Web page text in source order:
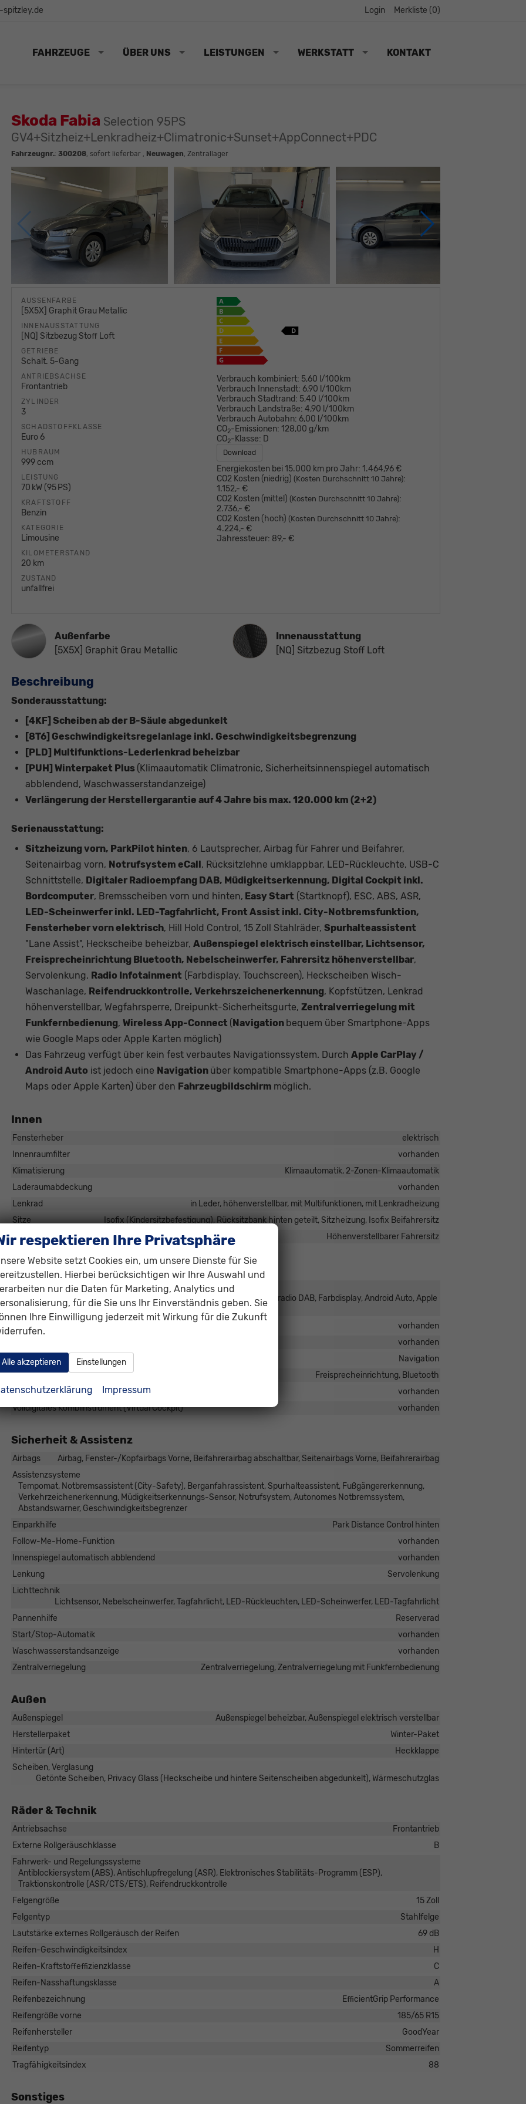
spitzley.de Login Merkliste (0)
FAHRZEUGE ÜBER UNS LEISTUNGEN WERKSTATT KONTAKT
Skoda Fabia Selection 95PS
GV4+Sitzheiz+Lenkradheiz+Climatronic+Sunset+AppConnect+PDC
Fahrzeugnr.: 300208, sofort lieferbar , Neuwagen, Zentrallager
AUSSENFARBE
[5X5X] Graphit Grau Metallic
INNENAUSSTATTUNG
[NQ] Sitzbezug Stoff Loft
GETRIEBE
Schalt. 5-Gang
ANTRIEBSACHSE
Frontantrieb
ZYLINDER
3
SCHADSTOFFKLASSE
Euro 6
HUBRAUM
999 ccm
LEISTUNG
70 kW (95 PS)
KRAFTSTOFF
Benzin
KATEGORIE
Limousine
KILOMETERSTAND
20 km
ZUSTAND
unfallfrei
Verbrauch kombiniert: 5,60 l/100km
Verbrauch Innenstadt: 6,90 l/100km
Verbrauch Stadtrand: 5,40 l/100km
Verbrauch Landstraße: 4,90 l/100km
Verbrauch Autobahn: 6,00 l/100km
CO2-Emissionen: 128,00 g/km
CO2-Klasse: D
Download
Energiekosten bei 15.000 km pro Jahr: 1.464,96 €
CO2 Kosten (niedrig) (Kosten Durchschnitt 10 Jahre):
1.152,- €
CO2 Kosten (mittel) (Kosten Durchschnitt 10 Jahre):
2.736,- €
CO2 Kosten (hoch) (Kosten Durchschnitt 10 Jahre):
4.224,- €
Jahressteuer: 89,- €
Außenfarbe
[5X5X] Graphit Grau Metallic
Innenausstattung
Innenausstattung
[NQ] Sitzbezug Stoff Loft
Beschreibung
Sonderausstattung:
[4KF] Scheiben ab der B-Säule abgedunkelt
[8T6] Geschwindigkeitsregelanlage inkl. Geschwindigkeitsbegrenzung
[PLD] Multifunktions-Lederlenkrad beheizbar
[PUH] Winterpaket Plus (Klimaautomatik Climatronic, Sicherheitsinnenspiegel automatisch
abblendend, Waschwasserstandanzeige)
Verlängerung der Herstellergarantie auf 4 Jahre bis max. 120.000 km (2+2)
Serienausstattung:
Sitzheizung vorn, ParkPilot hinten, 6 Lautsprecher, Airbag für Fahrer und Beifahrer,
Seitenairbag vorn, Notrufsystem eCall, Rücksitzlehne umklappbar, LED-Rückleuchte, USB-C
Schnittstelle, Digitaler Radioempfang DAB, Müdigkeitserkennung, Digital Cockpit inkl.
Bordcomputer, Bremsscheiben vorn und hinten, Easy Start (Startknopf), ESC, ABS, ASR,
LED-Scheinwerfer inkl. LED-Tagfahrlicht, Front Assist inkl. City-Notbremsfunktion,
Fensterheber vorn elektrisch, Hill Hold Control, 15 Zoll Stahlräder, Spurhalteassistent
"Lane Assist", Heckscheibe beheizbar, Außenspiegel elektrisch einstellbar, Lichtsensor,
Freisprecheinrichtung Bluetooth, Nebelscheinwerfer, Fahrersitz höhenverstellbar,
Servolenkung, Radio Infotainment (Farbdisplay, Touchscreen), Heckscheiben Wisch-
Waschanlage, Reifendruckkontrolle, Verkehrszeichenerkennung, Kopfstützen, Lenkrad
höhenverstellbar, Wegfahrsperre, Dreipunkt-Sicherheitsgurte, Zentralverriegelung mit
Funkfernbedienung, Wireless App-Connect (Navigation bequem über Smartphone-Apps
wie Google Maps oder Apple Karten möglich)
Das Fahrzeug verfügt über kein fest verbautes Navigationssystem. Durch Apple CarPlay /
Android Auto ist jedoch eine Navigation über kompatible Smartphone-Apps (z.B. Google
Maps oder Apple Karten) über den Fahrzeugbildschirm möglich.
Innen
Fensterheber
elektrisch
Innenraumfilter
vorhanden
Klimatisierung
Klimaautomatik, 2-Zonen-Klimaautomatik
Laderaumabdeckung
vorhanden
Lenkrad
in Leder, höhenverstellbar, mit Multifunktionen, mit Lenkradheizung
Sitze
Isofix (Kindersitzbefestigung), Rücksitzbank hinten geteilt, Sitzheizung, Isofix Beifahrersitz
Sitze: Verstellbarkeit
Höhenverstellbarer Fahrersitz
Infotainment & Kommunikation
Audioanlage
Radio/MP3-Player, Radio, Schnittstelle MP3, Schnittstelle USB, Digitalradio DAB, Farbdisplay, Android Auto, Apple
CarPlay, Musikstreaming integriert, Touchscreen
Außentemperaturanzeige
vorhanden
vorhanden
Navigationssystem
Navigation
Telefon
Freisprecheinrichtung, Bluetooth
Uhr & Drehzahlmesser
vorhanden
Volldigitales Kombiinstrument (Virtual Cockpit)
vorhanden
Sicherheit & Assistenz
Airbags
Airbag, Fenster-/Kopfairbags Vorne, Beifahrerairbag abschaltbar, Seitenairbags Vorne, Beifahrerairbag
Assistenzsysteme
Tempomat, Notbremsassistent (City-Safety), Berganfahrassistent, Spurhalteassistent, Fußgängererkennung,
Verkehrzeichenerkennung, Müdigkeitserkennungs-Sensor, Notrufsystem, Autonomes Notbremssystem,
Abstandswarner, Geschwindigkeitsbegrenzer
Einparkhilfe
Park Distance Control hinten
Follow-Me-Home-Funktion
vorhanden
Innenspiegel automatisch abblendend
vorhanden
Lenkung
Servolenkung
Lichttechnik
Lichtsensor, Nebelscheinwerfer, Tagfahrlicht, LED-Rückleuchten, LED-Scheinwerfer, LED-Tagfahrlicht
Pannenhilfe
Reserverad
Start/Stop-Automatik
vorhanden
Waschwasserstandsanzeige
vorhanden
Zentralverriegelung
Zentralverriegelung, Zentralverriegelung mit Funkfernbedienung
Außen
Außenspiegel
Außenspiegel beheizbar, Außenspiegel elektrisch verstellbar
Herstellerpaket
Winter-Paket
Hintertür (Art)
Heckklappe
Scheiben, Verglasung
Getönte Scheiben, Privacy Glass (Heckscheibe und hintere Seitenscheiben abgedunkelt), Wärmeschutzglas
Räder & Technik
Antriebsachse
Frontantrieb
Externe Rollgeräuschklasse
B
Fahrwerk- und Regelungssysteme
Antiblockiersystem (ABS), Antischlupfregelung (ASR), Elektronisches Stabilitäts-Programm (ESP),
Traktionskontrolle (ASR/CTS/ETS), Reifendruckkontrolle
Felgengröße
15 Zoll
Felgentyp
Stahlfelge
Lautstärke externes Rollgeräusch der Reifen
69 dB
Reifen-Geschwindigkeitsindex
H
Reifen-Kraftstoffeffizienzklasse
C
Reifen-Nasshaftungsklasse
A
Reifenbezeichnung
EfficientGrip Performance
Reifengröße vorne
185/65 R15
Reifenhersteller
GoodYear
Reifentyp
Sommerreifen
Tragfähigkeitsindex
88
Sonstiges
respektieren Ihre Privatsphäre
Website setzt Cookies ein, um unsere Dienste für Sie
Hierbei berücksichtigen wir Ihre Auswahl und
nur die Daten für Marketing, Analytics und
für die Sie uns Ihr Einverständnis geben. Sie
Ihre Einwilligung jederzeit mit Wirkung für die Zukunft
Alle akzeptieren Einstellungen
Impressum